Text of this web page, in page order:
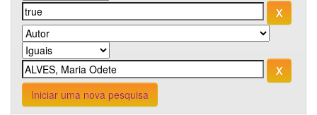
Iniciar uma nova pesquisa